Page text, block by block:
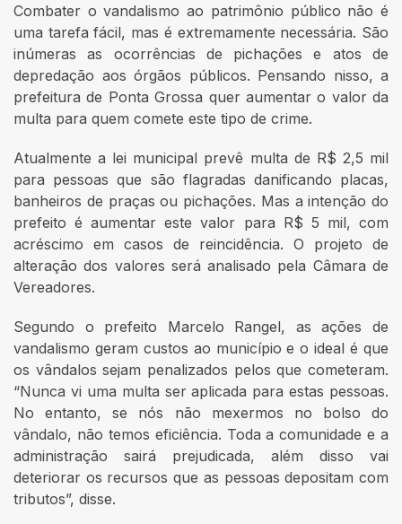
Combater o vandalismo ao patrimônio público não é
uma tarefa fácil, mas é extremamente necessária. São
inúmeras as ocorrências de pichações e atos de
depredação aos órgãos públicos. Pensando nisso, a
prefeitura de Ponta Grossa quer aumentar o valor da
multa para quem comete este tipo de crime.
Atualmente a lei municipal prevê multa de R$ 2,5 mil
para pessoas que são flagradas danificando placas,
banheiros de praças ou pichações. Mas a intenção do
prefeito é aumentar este valor para R$ 5 mil, com
acréscimo em casos de reincidência. O projeto de
alteração dos valores será analisado pela Câmara de
Vereadores.
Segundo o prefeito Marcelo Rangel, as ações de
vandalismo geram custos ao município e o ideal é que
os vândalos sejam penalizados pelos que cometeram.
“Nunca vi uma multa ser aplicada para estas pessoas.
No entanto, se nós não mexermos no bolso do
vândalo, não temos eficiência. Toda a comunidade e a
administração sairá prejudicada, além disso vai
deteriorar os recursos que as pessoas depositam com
tributos”, disse.